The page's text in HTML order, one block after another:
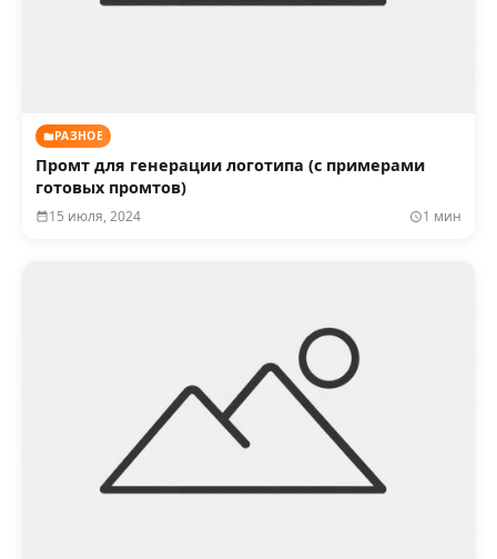
РАЗНОЕ
Промт для генерации логотипа (с примерами
готовых промтов)
15 июля, 2024 1 мин